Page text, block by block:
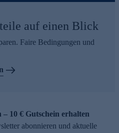
auf einen Blick
Faire Bedingungen und
10 € Gutschein erhalten
abonnieren und aktuelle